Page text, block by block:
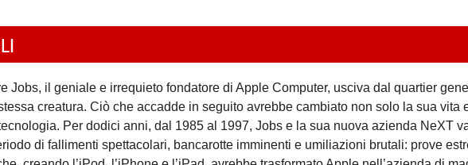
Jobs, il geniale e irrequieto fondatore di Apple Computer, usciva dal quartier
creatura. Ciò che accadde in seguito avrebbe cambiato non solo la sua vita
Per dodici anni, dal 1985 al 1997, Jobs e la sua nuova azienda NeXT
di fallimenti spettacolari, bancarotte imminenti e umiliazioni brutali: prove